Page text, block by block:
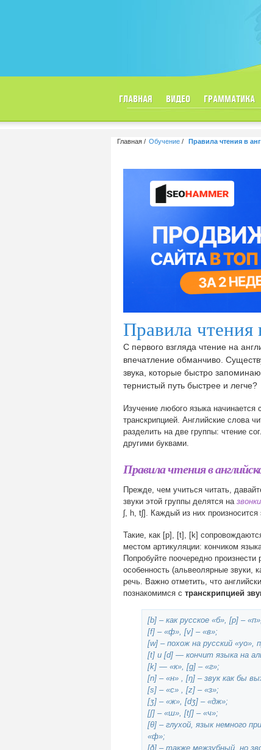
ГЛАВНАЯ ВИДЕО ГРАММАТИКА
Главная Обучение Правила чтения в
Правила чтения
С первого взгляда чтение на
впечатление обманчиво.
звука, которые быстро
тернистый путь быстрее и легче?
Изучение любого языка начинается
транскрипцией. Английские слова
разделить на две группы: чтение
другими буквами.
Правила чтения в
Прежде, чем учиться читать,
звуки этой группы делятся на
ʃ, h, tʃ]. Каждый из них
Такие, как [p], [t], [k]
местом артикуляции: кончиком
Попробуйте поочередно
особенность (альвеолярные звуки,
речь. Важно отметить, что
познакомимся с транскрипцией
[b] – как русское «б», [p] –
[f] – «ф», [v] – «в»;
[w] – похож на русский «уо»,
[t] и [d] — кончит языка на
[k] — «к», [g] – «г»;
[n] – «н» , [ŋ] – звук как бы
[s] – «с» , [z] – «з»;
[ʒ] – «ж», [dʒ] – «дж»;
[ʃ] – «ш», [tʃ] – «ч»;
[θ] – глухой, язык немного
«ф»;
[ð] – также межзубный, но